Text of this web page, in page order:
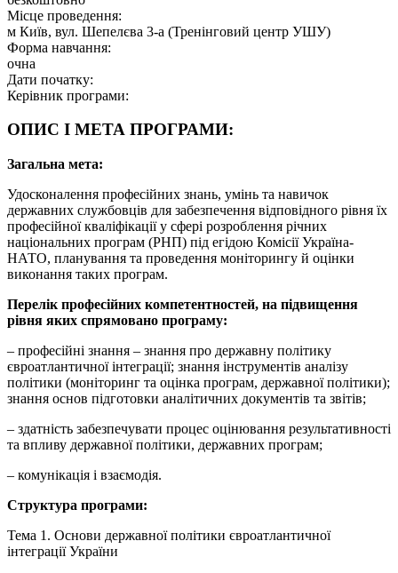
Місце проведення:
м Київ, вул. Шепелєва 3-а (Тренінговий центр УШУ)
Форма навчання:
очна
Дати початку:
Керівник програми:
ОПИС І МЕТА ПРОГРАМИ:
Загальна мета:
Удосконалення професійних знань, умінь та навичок
державних службовців для забезпечення відповідного рівня їх
професійної кваліфікації у сфері розроблення річних
національних програм (РНП) під егідою Комісії Україна-
НАТО, планування та проведення моніторингу й оцінки
виконання таких програм.
Перелік професійних компетентностей, на підвищення
рівня яких спрямовано програму:
– професійні знання – знання про державну політику
євроатлантичної інтеграції; знання інструментів аналізу
політики (моніторинг та оцінка програм, державної політики);
знання основ підготовки аналітичних документів та звітів;
– здатність забезпечувати процес оцінювання результативності
та впливу державної політики, державних програм;
– комунікація і взаємодія.
Структура програми:
Тема 1. Основи державної політики євроатлантичної
інтеграції України